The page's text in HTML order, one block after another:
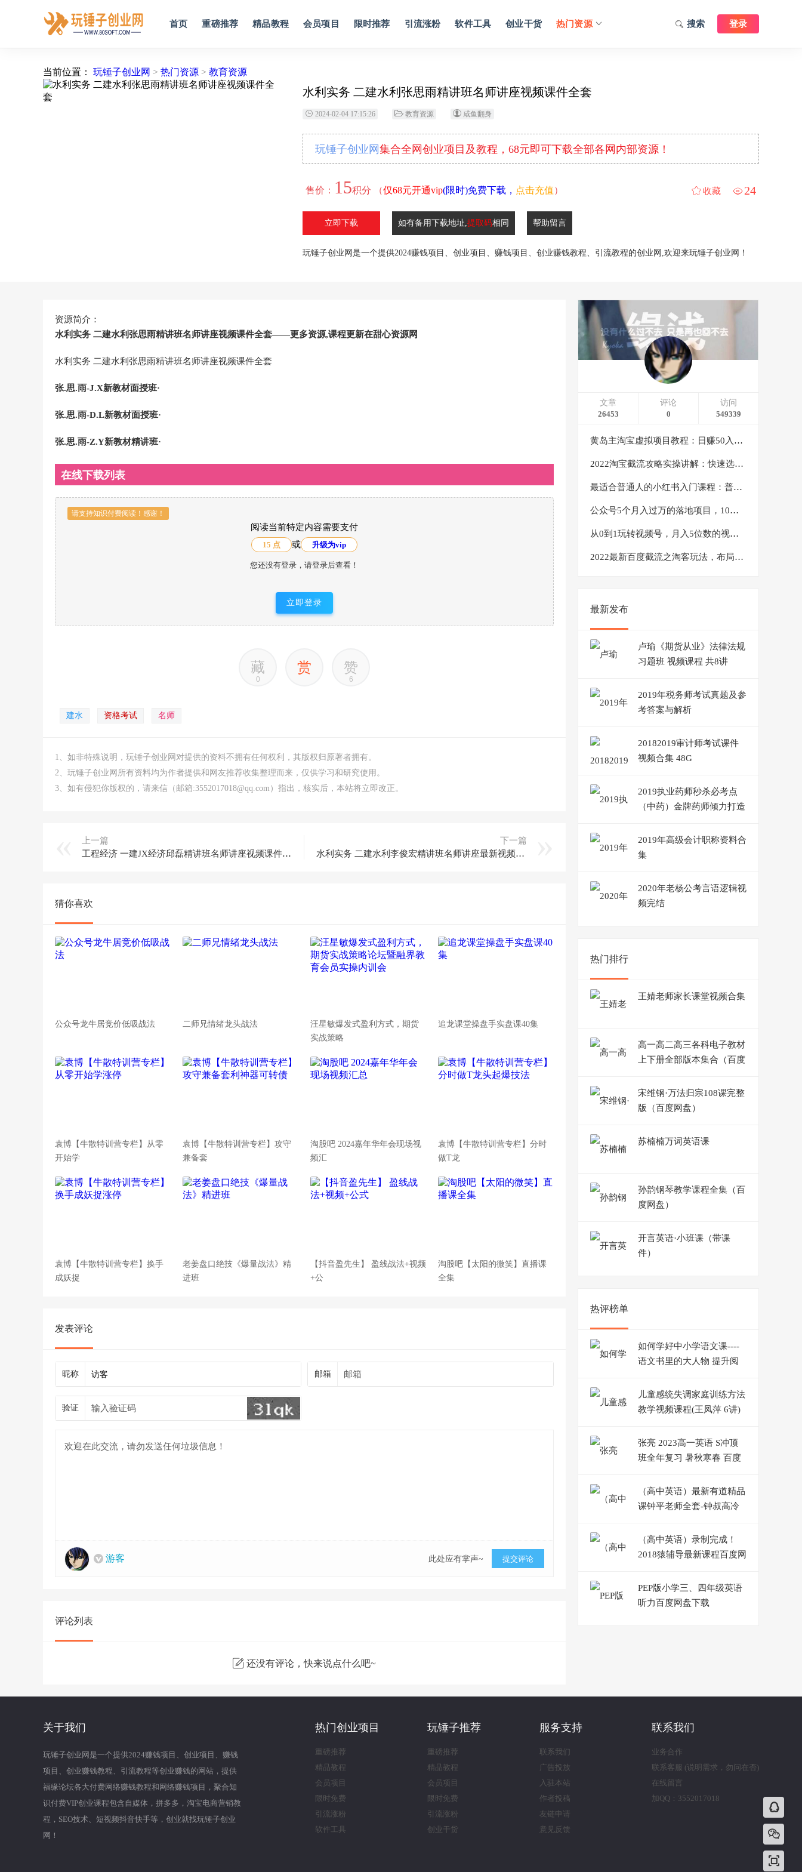
首页 重磅推荐 精品教程 会员项目 限时推荐 引流涨粉 软件工具 创业干货 热门资源 登录
搜索
当前位置： 玩锤子创业网 > 热门资源 > 教育资源
水利实务 二建水利张思雨精讲班名师讲座视频课件全套
2024-02-04 17:15:26 教育资源 咸鱼翻身
玩锤子创业网 集合全网创业项目及教程，68元即可下载全部各网内部资源！
售价： 15积分 （仅68元开通vip(限时)免费下载， 点击充值） 24
收藏
立即下载 如有备用下载地址,提取码相同 帮助留言
玩锤子创业网是一个提供2024赚钱项目、创业项目、赚钱项目、创业赚钱教程、引流教程的创业网,欢迎来玩锤子创业网！
资源简介：
水利实务 二建水利张思雨精讲班名师讲座视频课件全套——更多资源,课程更新在甜心资源网
水利实务 二建水利张思雨精讲班名师讲座视频课件全套
张.思.雨-J.X新教材面授班·
张.思.雨-D.L新教材面授班·
张.思.雨-Z.Y新教材精讲班·
在线下载列表
请支持知识付费阅读！感谢！
阅读当前特定内容需要支付
15 点 或 升级为vip
您还没有登录，请登录后查看！
立即登录
藏
0
赏 赞
6
建水 资格考试 名师
1、如非特殊说明，玩锤子创业网对提供的资料不拥有任何权利，其版权归原著者拥有。
2、玩锤子创业网所有资料均为作者提供和网友推荐收集整理而来，仅供学习和研究使用。
3、如有侵犯你版权的，请来信（邮箱:3552017018@qq.com）指出，核实后，本站将立即改正。
上一篇
工程经济 一建JX经济邱磊精讲班名师讲座视频课件全套
下一篇
水利实务 二建水利李俊宏精讲班名师讲座最新视频课件全套
猜你喜欢
公众号龙牛居竞价低吸战法 二师兄情绪龙头战法
汪星敏爆发式盈利方式，期货
实战策略
追龙课堂操盘手实盘课40集
袁博【牛散特训营专栏】从零
开始学
袁博【牛散特训营专栏】攻守
兼备套
淘股吧 2024嘉年华年会现场视
频汇
袁博【牛散特训营专栏】分时
做T龙
袁博【牛散特训营专栏】换手
成妖捉
老姜盘口绝技《爆量战法》精
进班
【抖音盈先生】 盈线战法+视频
+公
淘股吧【太阳的微笑】直播课
全集
发表评论
昵称 邮箱
验证
游客 此处应有掌声~ 提交评论
评论列表
还没有评论，快来说点什么吧~
文章
26453
评论
0
访问
549339
黄岛主淘宝虚拟项目教程：日赚50入门基础班（两节课附配套资料）
2022淘宝截流攻略实操讲解：快速选品+直接复制+快速起店
最适合普通人的小红书入门课程：普通人如何通过做小红书年入50万
公众号5个月入过万的落地项目，10大获客渠道，实测涨粉21万
从0到1玩转视频号，月入5位数的视频号搬运项目，定位+选品+制作+变现全流程
2022最新百度截流之淘客玩法，布局流量一单利润可达300+【视频课程】
最新发布
卢瑜《期货从业》法律法规
习题班 视频课程 共8讲
2019年税务师考试真题及参
考答案与解析
20182019审计师考试课件
视频合集 48G
2019执业药师秒杀必考点
（中药）金牌药师倾力打造
2019年高级会计职称资料合
集
2020年老杨公考言语逻辑视
频完结
热门排行
王婧老师家长课堂视频合集
高一高二高三各科电子教材
上下册全部版本集合（百度
宋维钢·万法归宗108课完整
版（百度网盘）
苏楠楠万词英语课
孙韵钢琴教学课程全集（百
度网盘）
开言英语·小班课（带课
件）
热评榜单
如何学好中小学语文课----
语文书里的大人物 提升阅
儿童感统失调家庭训练方法
教学视频课程(王凤萍 6讲)
张亮 2023高一英语 S冲顶
班全年复习 暑秋寒春 百度
（高中英语）最新有道精品
课钟平老师全套-钟叔高冷
（高中英语）录制完成！
2018猿辅导最新课程百度网
帮-语法
PEP版小学三、四年级英语
听力百度网盘下载
关于我们
玩锤子创业网是一个提供2024赚钱项目、创业项目、赚钱
项目、创业赚钱教程、引流教程等创业赚钱的网站，提供
福缘论坛各大付费网络赚钱教程和网络赚钱项目，聚合知
识付费VIP创业课程包含自媒体，拼多多，淘宝电商营销教
程，SEO技术、短视频抖音快手等，创业就找玩锤子创业
网！
热门创业项目
重磅推荐
精品教程
会员项目
限时免费
引流涨粉
软件工具
玩锤子推荐
重磅推荐
精品教程
会员项目
限时免费
引流涨粉
创业干货
服务支持
联系我们
广告投放
入驻本站
作者投稿
友链申请
意见反馈
联系我们
业务合作
联系客服 (说明需求，勿问在否)
在线留言
加QQ：3552017018